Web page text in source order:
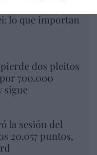
lo que importan
dos pleitos
700.000
sigue
la sesión del
20.057 puntos,